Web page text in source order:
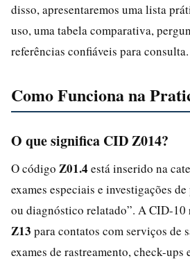
disso, apresentaremos uma lista
uso, uma tabela comparativa,
referências confiáveis para consulta.
Como Funciona na
O que significa CID Z014?
O código Z01.4 está inserido na
exames especiais e investigações
ou diagnóstico relatado”. A CID-10
Z13 para contatos com serviços de
exames de rastreamento, check-ups